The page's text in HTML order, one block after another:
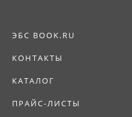
ЭБС BOOK.RU
КОНТАКТЫ
КАТАЛОГ
ПРАЙС-ЛИСТЫ